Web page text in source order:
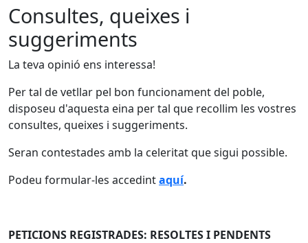
Consultes, queixes i
suggeriments
La teva opinió ens interessa!
Per tal de vetllar pel bon funcionament del poble,
disposeu d'aquesta eina per tal que recollim les vostres
consultes, queixes i suggeriments.
Seran contestades amb la celeritat que sigui possible.
Podeu formular-les accedintaquí.
PETICIONS REGISTRADES: RESOLTES I PENDENTS